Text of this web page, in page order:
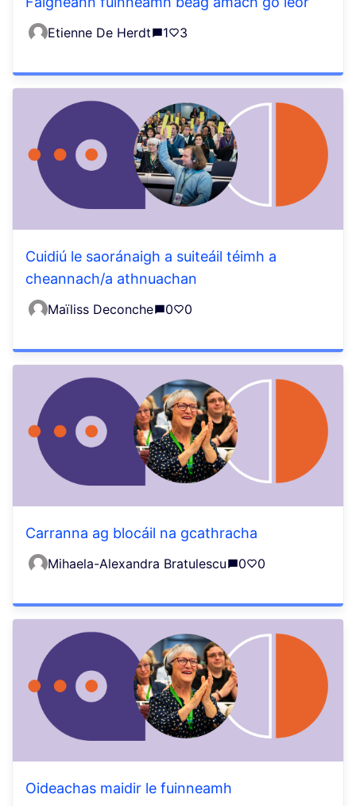
Etienne De Herdt 1 3
Cuidiú le saoránaigh a suiteáil téimh a
cheannach/a athnuachan
Maïliss Deconche 0 0
Carranna ag blocáil na gcathracha
Mihaela-Alexandra Bratulescu 0 0
Oideachas maidir le fuinneamh